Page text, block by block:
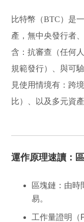
比特幣（BTC）是
產，無中央發行者
含：抗審查 （任何
規範發行）、與可
見使用情境有：跨
比）、以及多元資
運作原理速讀：
區塊鏈 ：由
易。
工作量證明（